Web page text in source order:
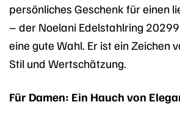
persönliches Geschenk für einen
– der Noelani Edelstahlring
eine gute Wahl. Er ist ein Zeichen
Stil und Wertschätzung.
Für Damen: Ein Hauch von